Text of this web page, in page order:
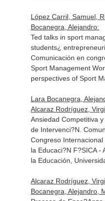
López Carril, Samuel,
Bocanegra, Alejandro:
Ted talks in sport
students¿
Comunicación en
Sport Management
perspectives of Sport
Lara Bocanegra,
Alcaraz Rodríguez,
Ansiedad Competitiva
de Intervenci?N.
Congreso
la Educaci?N F?SICA -
la Educación,
Alcaraz Rodríguez,
Bocanegra, Alejandro,